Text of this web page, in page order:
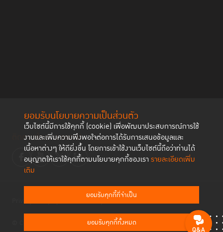
ยอมรับนโยบายความเป็นส่วนตัว
เว็บไซต์นี้มีการใช้คุกกี้ (cookie) เพื่อพัฒนาประสบการณ์การใช้
งานและเพิ่มความพึงพอใจต่อการได้รับการเสนอข้อมูลและ
เนื้อหาต่างๆ ให้ดียิ่งขึ้น โดยการเข้าใช้งานเว็บไซต์นี้ถือว่าท่านได้
อนุญาตให้เราใช้คุกกี้ตามนโยบายคุกกี้ของเรา รายละเอียดเพิ่ม
เติม
ยอมรับคุกกี้ที่จำเป็น
ยอมรับคุกกี้ทั้งหมด
ติดตามช่องทาง social
© Copyright 2023 Thailand Institute of Justice All Rights Reserved
Privacy Policy Cookies Policy